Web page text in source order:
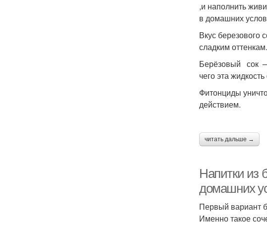
,и наполнить
в домашних
Вкус березового
сладким
Берёзовый сок —
чего эта
Фитонциды
действием.
читать дальше →
Напитки из
домашних
Первый вариант
Именно такое